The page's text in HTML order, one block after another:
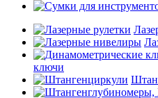
ключи